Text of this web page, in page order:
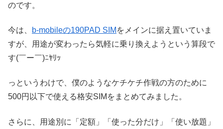
のです。
今は、 b-mobileの190PAD SIM をメインに据え置いていま
すが、用途が変わったら気軽に乗り換えようという算段で
す(￣ー￣)ﾆﾔﾘｯ
っというわけで、僕のようなケチケチ作戦の方のために
500円以下で使える格安SIMをまとめてみました。
さらに、用途別に「定額」「使った分だけ」「使い放題」